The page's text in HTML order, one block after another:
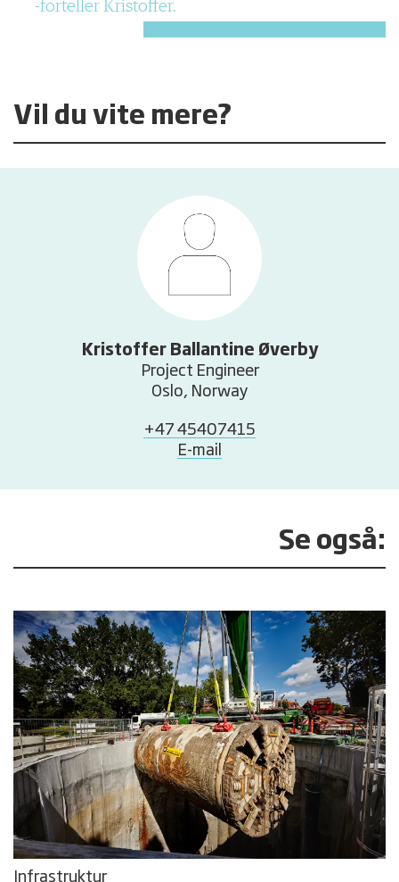
forteller Kristoffer.
Vil du vite mere?
Kristoffer Ballantine Øverby
Project Engineer
Oslo, Norway
+47 45407415
E-mail
Se også:
Infrastruktur